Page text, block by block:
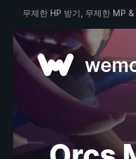
무제한 HP 받기, 무제한 MP &